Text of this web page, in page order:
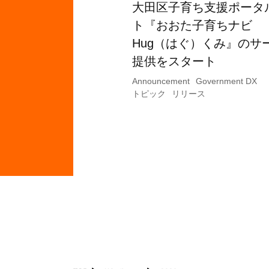
大田区子育ち支援ポータ
ト『おおた子育ちナビ
Hug（はぐ）くみ』のサ
提供をスタート
Announcement
Government DX
トピック
リリース